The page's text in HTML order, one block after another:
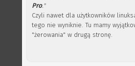
Pro."
Czyli nawet dla użytkowników
tego nie wyniknie. Tu mamy
"żerowania" w drugą stronę.